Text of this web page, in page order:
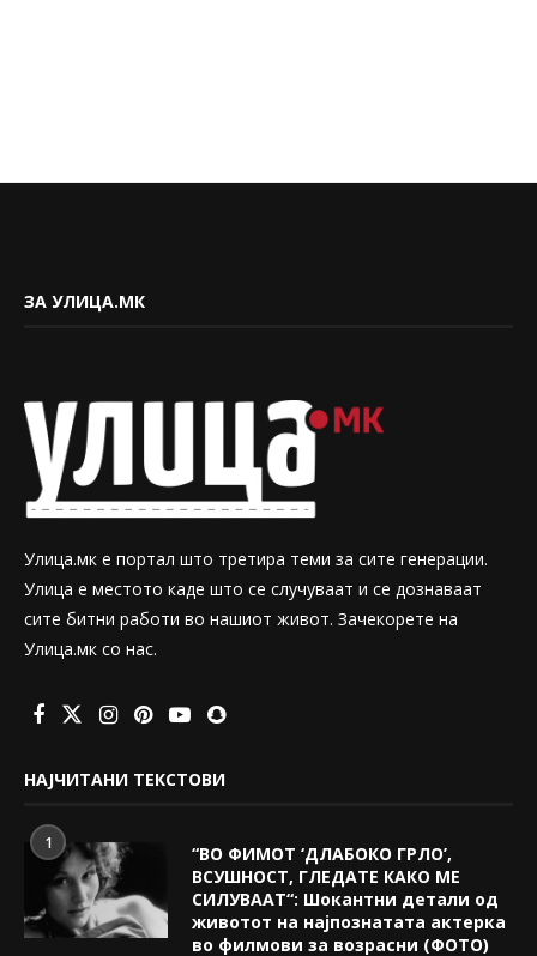
ЗА УЛИЦА.МК
Улица.мк е портал што третира теми за сите генерации.
Улица е местото каде што се случуваат и се дознаваат
сите битни работи во нашиот живот. Зачекорете на
Улица.мк со нас.
НАЈЧИТАНИ ТЕКСТОВИ
1
“ВО ФИМОТ ‘ДЛАБОКО ГРЛО’,
ВСУШНОСТ, ГЛЕДАТЕ КАКО МЕ
СИЛУВААТ“: Шокантни детали од
животот на најпознатата актерка
во филмови за возрасни (ФОТО)